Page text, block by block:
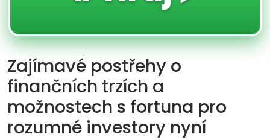
Zajímavé postřehy o
finančních trzích a
možnostech s fortuna pro
rozumné investory nyní